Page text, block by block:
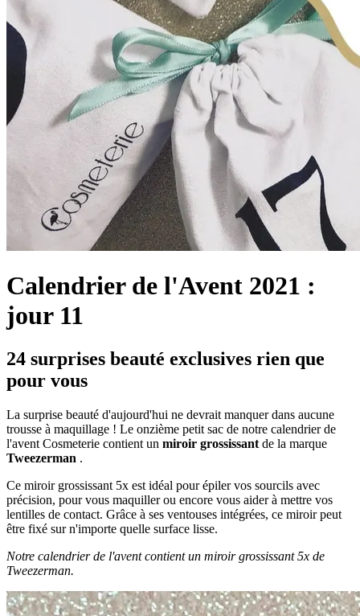
Calendrier de l'Avent 2021 :
jour 11
24 surprises beauté exclusives rien que
pour vous
La surprise beauté d'aujourd'hui ne devrait manquer dans aucune
trousse à maquillage ! Le onzième petit sac de notre calendrier de
l'avent Cosmeterie contient un miroir grossissant de la marque
Tweezerman .
Ce miroir grossissant 5x est idéal pour épiler vos sourcils avec
précision, pour vous maquiller ou encore vous aider à mettre vos
lentilles de contact. Grâce à ses ventouses intégrées, ce miroir peut
être fixé sur n'importe quelle surface lisse.
Notre calendrier de l'avent contient un miroir grossissant 5x de
Tweezerman.